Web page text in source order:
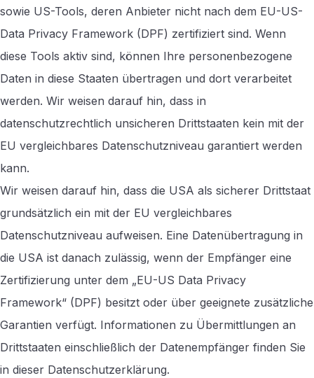
sowie US-Tools, deren Anbieter nicht nach dem EU-US-
Data Privacy Framework (DPF) zertifiziert sind. Wenn
diese Tools aktiv sind, können Ihre personenbezogene
Daten in diese Staaten übertragen und dort verarbeitet
werden. Wir weisen darauf hin, dass in
datenschutzrechtlich unsicheren Drittstaaten kein mit der
EU vergleichbares Datenschutzniveau garantiert werden
kann.
Wir weisen darauf hin, dass die USA als sicherer Drittstaat
grundsätzlich ein mit der EU vergleichbares
Datenschutzniveau aufweisen. Eine Datenübertragung in
die USA ist danach zulässig, wenn der Empfänger eine
Zertifizierung unter dem „EU-US Data Privacy
Framework“ (DPF) besitzt oder über geeignete zusätzliche
Garantien verfügt. Informationen zu Übermittlungen an
Drittstaaten einschließlich der Datenempfänger finden Sie
in dieser Datenschutzerklärung.